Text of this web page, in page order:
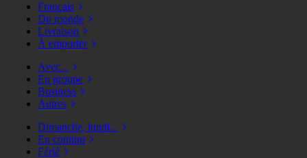
Français
Du monde
Livraison
À emporter
Avec...
En groupe
Business
Autres
Dimanche, lundi...
En continu
Férié